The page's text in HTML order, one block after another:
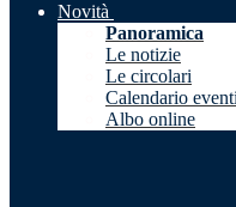
Novità
Panoramica
Le notizie
Le circolari
Calendario eventi
Albo online